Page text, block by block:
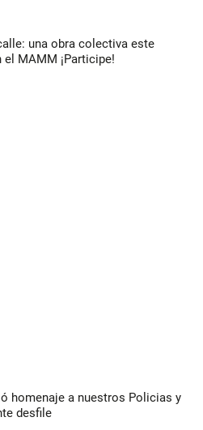
una obra colectiva este
el MAMM ¡Participe!
homenaje a nuestros Policias y
desfile